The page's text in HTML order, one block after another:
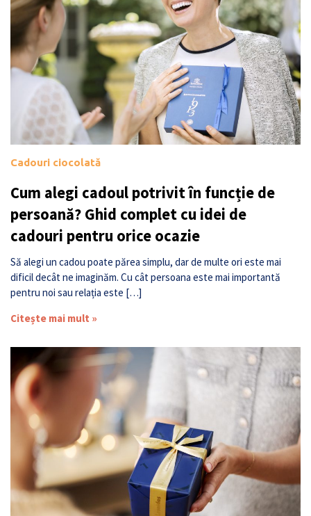
Cadouri ciocolată
Cum alegi cadoul potrivit în funcție de
persoană? Ghid complet cu idei de
cadouri pentru orice ocazie
Să alegi un cadou poate părea simplu, dar de multe ori este mai
dificil decât ne imaginăm. Cu cât persoana este mai importantă
pentru noi sau relația este […]
Citește mai mult »